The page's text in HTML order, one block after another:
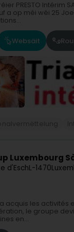
fréier PRESTO
op méi wéi 25
Websäit
Luxembourg
d'EschL-1470
a acquis les
le groupe
en...